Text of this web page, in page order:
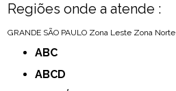
Regiões onde a atende :
GRANDE SÃO PAULO Zona Leste Zona Norte
ABC
ABCD